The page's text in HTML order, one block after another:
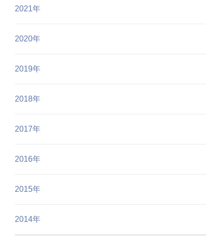
2021年
2020年
2019年
2018年
2017年
2016年
2015年
2014年